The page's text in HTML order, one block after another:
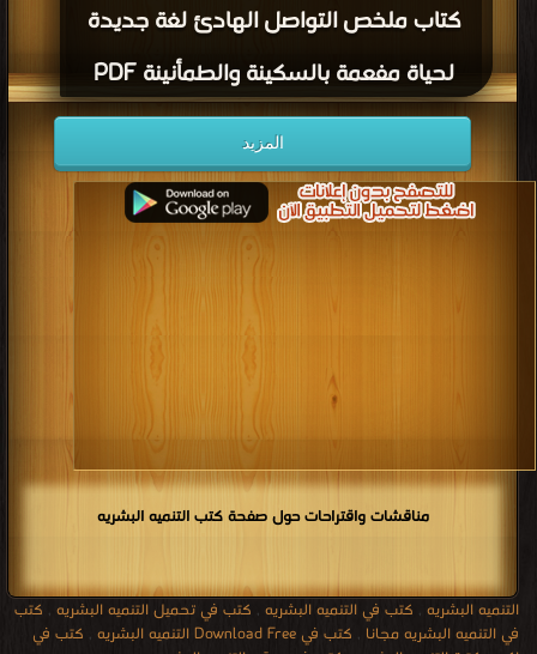
كتاب ملخص التواصل الهادئ لغة جديدة
لحياة مفعمة بالسكينة والطمأنينة PDF
المزيد
مناقشات واقتراحات حول صفحة كتب التنميه البشريه
التنميه البشريه , كتب في التنميه البشريه , كتب في تحميل التنميه البشريه , كتب
في التنميه البشريه مجانا , كتب في Download Free التنميه البشريه , كتب في